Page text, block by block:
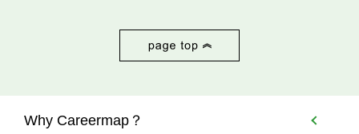
Why Careermap？